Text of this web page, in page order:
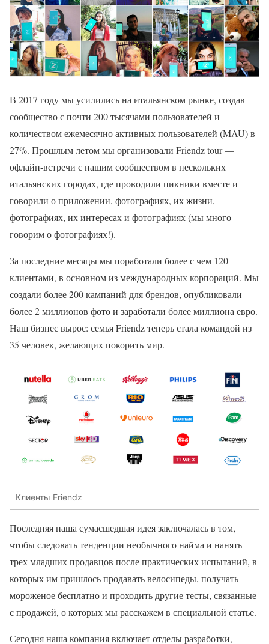
В 2017 году мы усилились на итальянском рынке, создав
сообщество с почти 200 тысячами пользователей и
количеством ежемесячно активных пользователей (MAU) в
27%. Прошлым летом мы организовали Friendz tour —
офлайн-встречи с нашим сообществом в нескольких
итальянских городах, где проводили пикники вместе и
говорили о приложении, фотографиях, их жизни,
фотографиях, их интересах и фотографиях (мы много
говорим о фотографиях!).
За последние месяцы мы поработали более с чем 120
клиентами, в основном из международных корпораций. Мы
создали более 200 кампаний для брендов, опубликовали
более 2 миллионов фото и заработали более миллиона евро.
Наш бизнес вырос: семья Friendz теперь стала командой из
35 человек, желающих покорить мир.
Клиенты Friendz
Последняя наша сумасшедшая идея заключалась в том,
чтобы следовать тенденции необычного найма и нанять
трех младших продавцов после практических испытаний, в
которых им пришлось продавать велосипеды, получать
мороженое бесплатно и проходить другие тесты, связанные
с продажей, о которых мы расскажем в специальной статье.
Сегодня наша компания включает отделы разработки,